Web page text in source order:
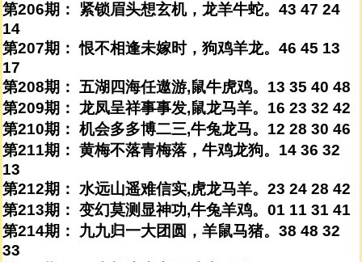
第206期： 紧锁眉头想玄机，龙羊牛蛇。43 47 24
14
第207期： 恨不相逢未嫁时，狗鸡羊龙。46 45 13
17
第208期： 五湖四海任遨游,鼠牛虎鸡。13 35 40 48
第209期： 龙凤呈祥事事发,鼠龙马羊。16 23 32 42
第210期： 机会多多博二三,牛兔龙马。12 28 30 46
第211期： 黄梅不落青梅落，牛鸡龙狗。14 36 32
13
第212期： 水远山遥难信实,虎龙马羊。23 24 28 42
第213期： 变幻莫测显神功,牛兔羊鸡。01 11 31 41
第214期： 九九归一大团圆，羊鼠马猪。38 48 32
33